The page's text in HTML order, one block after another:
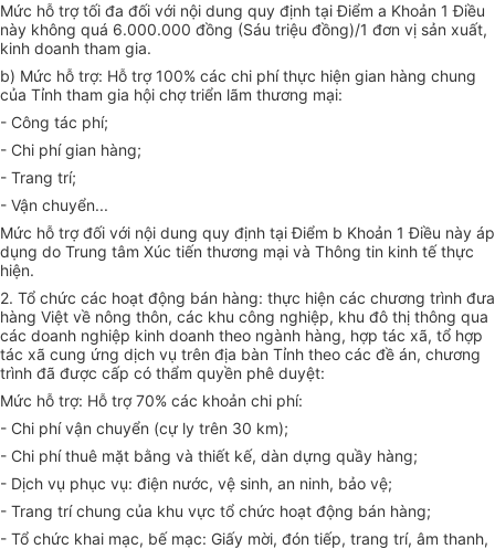
Mức hỗ trợ tối đa đối với nội dung quy định tại Điểm a Khoản 1 Điều
này không quá 6.000.000 đồng (Sáu triệu đồng)/1 đơn vị sản xuất,
kinh doanh tham gia.
b) Mức hỗ trợ: Hỗ trợ 100% các chi phí thực hiện gian hàng chung
của Tỉnh tham gia hội chợ triển lãm thương mại:
- Công tác phí;
- Chi phí gian hàng;
- Trang trí;
- Vận chuyển...
Mức hỗ trợ đối với nội dung quy định tại Điểm b Khoản 1 Điều này áp
dụng do Trung tâm Xúc tiến thương mại và Thông tin kinh tế thực
hiện.
2. Tổ chức các hoạt động bán hàng: thực hiện các chương trình đưa
hàng Việt về nông thôn, các khu công nghiệp, khu đô thị thông qua
các doanh nghiệp kinh doanh theo ngành hàng, hợp tác xã, tổ hợp
tác xã cung ứng dịch vụ trên địa bàn Tỉnh theo các đề án, chương
trình đã được cấp có thẩm quyền phê duyệt:
Mức hỗ trợ: Hỗ trợ 70% các khoản chi phí:
- Chi phí vận chuyển (cự ly trên 30 km);
- Chi phí thuê mặt bằng và thiết kế, dàn dựng quầy hàng;
- Dịch vụ phục vụ: điện nước, vệ sinh, an ninh, bảo vệ;
- Trang trí chung của khu vực tổ chức hoạt động bán hàng;
- Tổ chức khai mạc, bế mạc: Giấy mời, đón tiếp, trang trí, âm thanh,